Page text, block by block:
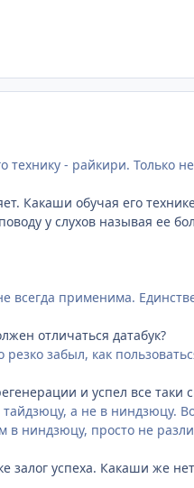
технику - райкири. Только
Какаши обучая его
у слухов называя ее
всегда применима.
отличаться датабук?
забыл, как
и успел все таки
а не в ниндзюцу.
в ниндзюцу, просто не
успеха. Какаши же